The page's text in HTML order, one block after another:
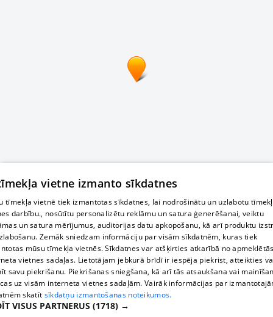
vietne izmanto sīkdatnes
tīmekļa vietnē tiek izmantotas sīkdatnes, lai nodrošinātu un uzlabotu
darbību., nosūtītu personalizētu reklāmu un satura ģenerēšanai, veiktu
un satura mērījumus, auditorijas datu apkopošanu, kā arī produktu
Zemāk sniedzam informāciju par visām sīkdatnēm, kuras tiek
mūsu tīmekļa vietnēs. Sīkdatnes var atšķirties atkarībā no
vietnes sadaļas. Lietotājam jebkurā brīdī ir iespēja piekrist, atteikties
savu piekrišanu. Piekrišanas sniegšana, kā arī tās atsaukšana vai
uz visām interneta vietnes sadaļām. Vairāk informācijas par
skatīt sīkdatņu izmantošanas noteikumos.
VISUS PARTNERUS (1718) →